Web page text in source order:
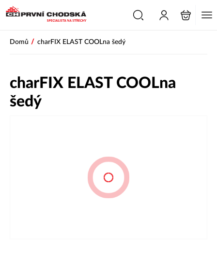
Domů / charFIX ELAST COOLna šedý
charFIX ELAST COOLna
šedý